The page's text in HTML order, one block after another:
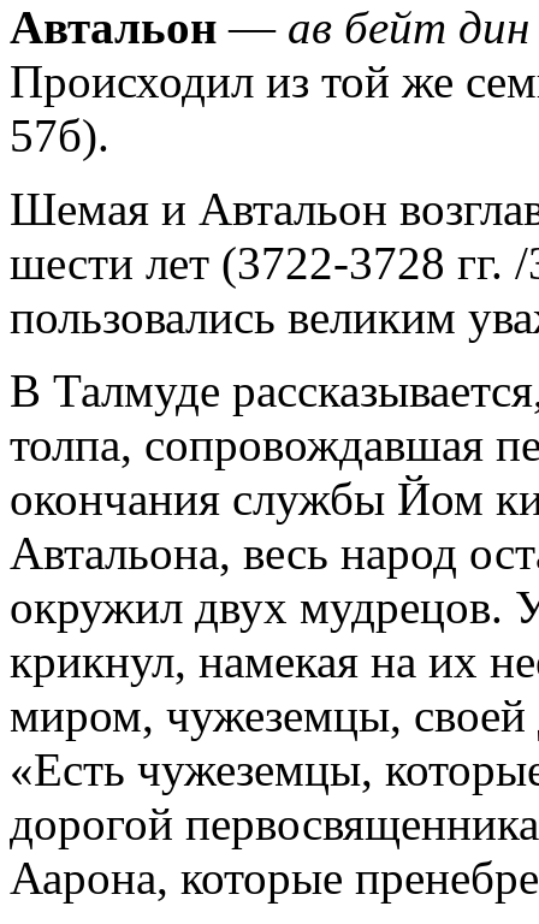
Автальон — ав бейт дин
Происходил из той же
57б).
Шемая и Автальон
шести лет (3722-3728 гг.
пользовались великим
В Талмуде
толпа, сопровождавшая
окончания службы Йом
Автальона, весь народ
окружил двух мудрецов.
крикнул, намекая на их
миром, чужеземцы, своей
«Есть чужеземцы,
дорогой
Аарона, которые